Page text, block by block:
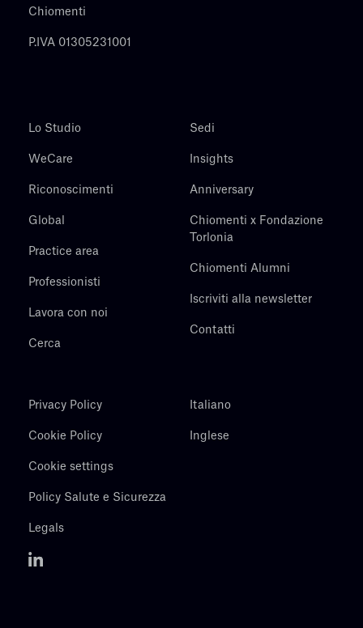
Chiomenti
P.IVA 01305231001
Lo Studio
WeCare
Riconoscimenti
Global
Practice area
Professionisti
Lavora con noi
Cerca
Sedi
Insights
Anniversary
Chiomenti x Fondazione
Torlonia
Chiomenti Alumni
Iscriviti alla newsletter
Contatti
Privacy Policy
Cookie Policy
Cookie settings
Policy Salute e Sicurezza
Legals
Italiano
Inglese